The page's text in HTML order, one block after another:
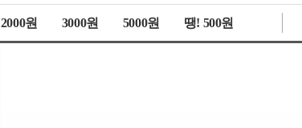
2000원 3000원 5000원 땡! 500원